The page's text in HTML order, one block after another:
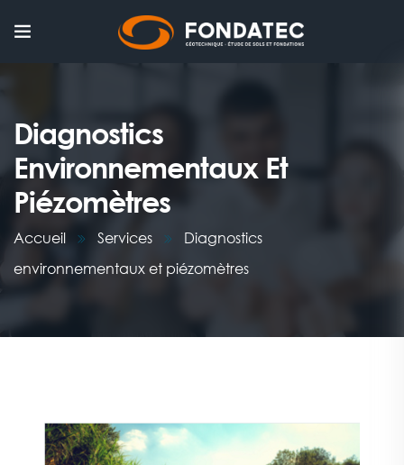
Diagnostics
Environnementaux Et
Piézomètres
Accueil Services
Diagnostics
environnementaux et piézomètres